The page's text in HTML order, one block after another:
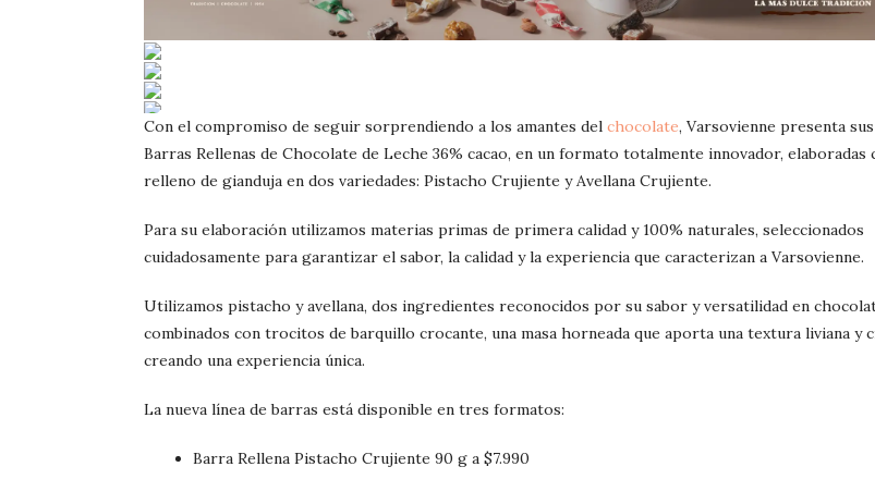
Con el compromiso de seguir sorprendiendo a los amantes del chocolate, Varsovienne presenta
Barras Rellenas de Chocolate de Leche 36% cacao, en un formato totalmente innovador, elaboradas
relleno de gianduja en dos variedades: Pistacho Crujiente y Avellana Crujiente.
Para su elaboración utilizamos materias primas de primera calidad y 100% naturales, seleccionados
cuidadosamente para garantizar el sabor, la calidad y la experiencia que caracterizan a Varsovienne.
Utilizamos pistacho y avellana, dos ingredientes reconocidos por su sabor y versatilidad en
combinados con trocitos de barquillo crocante, una masa horneada que aporta una textura liviana y
creando una experiencia única.
La nueva línea de barras está disponible en tres formatos:
Barra Rellena Pistacho Crujiente 90 g a $7.990